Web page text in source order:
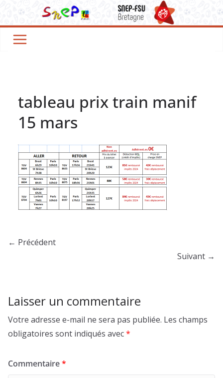
contenu
tableau prix train manif
15 mars
← Précédent
Suivant →
Laisser un commentaire
Votre adresse e-mail ne sera pas publiée. Les champs
obligatoires sont indiqués avec*
Commentaire*